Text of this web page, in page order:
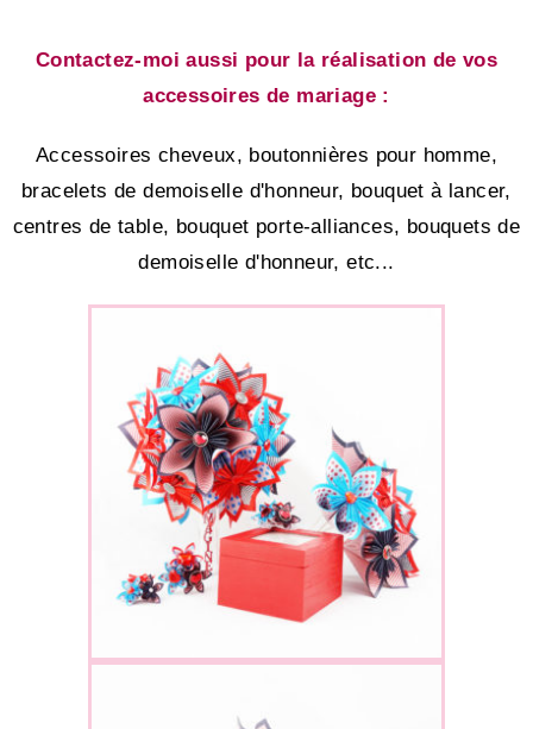
Contactez-moi aussi pour la réalisation de vos
accessoires de mariage :
Accessoires cheveux, boutonnières pour homme,
bracelets de demoiselle d'honneur, bouquet à lancer,
centres de table, bouquet porte-alliances, bouquets de
demoiselle d'honneur, etc...